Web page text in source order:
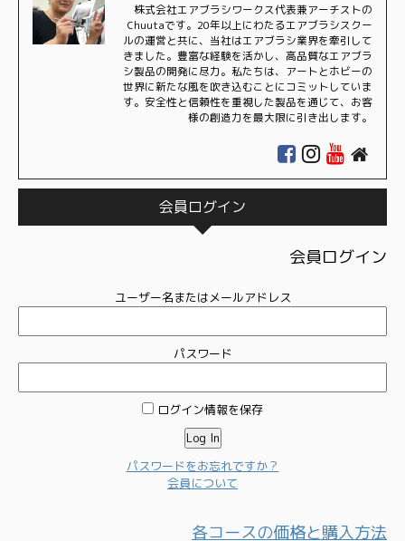
株式会社エアブラシワークス代表兼アーチストの
Chuutaです。20年以上にわたるエアブラシスクー
ルの運営と共に、当社はエアブラシ業界を牽引して
きました。豊富な経験を活かし、高品質なエアブラ
シ製品の開発に尽力。私たちは、アートとホビーの
世界に新たな風を吹き込むことにコミットしていま
す。安全性と信頼性を重視した製品を通じて、お客
様の創造力を最大限に引き出します。
会員ログイン
会員ログイン
ユーザー名またはメールアドレス
パスワード
ログイン情報を保存
パスワードをお忘れですか？
会員について
各コースの価格と購入方法